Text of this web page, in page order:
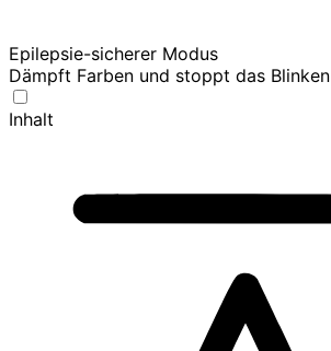
Epilepsie-sicherer Modus
Dämpft Farben und stoppt das Blinken
Inhalt